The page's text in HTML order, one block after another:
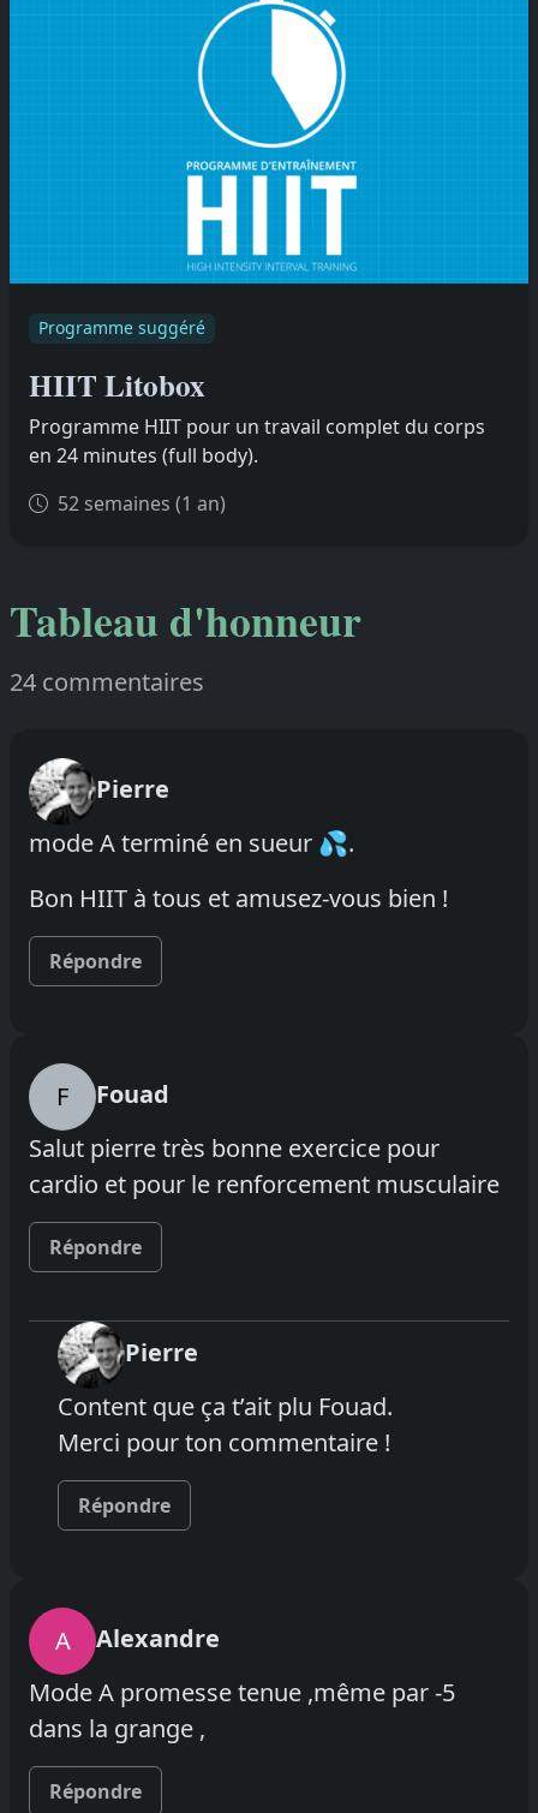
Programme suggéré
HIIT Litobox
Programme HIIT pour un travail complet du corps
en 24 minutes (full body).
52 semaines (1 an)
Tableau d'honneur
24 commentaires
Pierre
mode A terminé en sueur 💦.
Bon HIIT à tous et amusez-vous bien !
Répondre
F
Fouad
Salut pierre très bonne exercice pour
cardio et pour le renforcement musculaire
Répondre
Pierre
Content que ça t’ait plu Fouad.
Merci pour ton commentaire !
Répondre
A
Alexandre
Mode A promesse tenue ,même par -5
dans la grange ,
Répondre